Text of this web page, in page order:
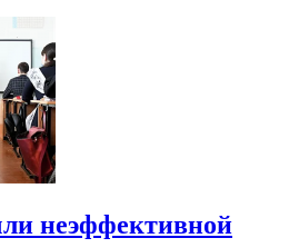
неэффективной